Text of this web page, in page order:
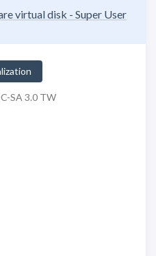
virtual disk - Super User
SA 3.0 TW